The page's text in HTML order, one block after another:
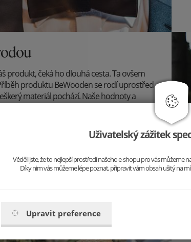
produkt, čeká ho dlouhá cesta. Ta ovšem
produktu BeWooden se rodí uprostřed
materiál pochází. Naše hodnoty a
je však jasný a kvůli jedinečným doplňkům
Uživatelský zážitek
Věděli jste, že to nejlepší prostředí našeho e-shopu pro vás můžeme
Díky nim vás můžeme lépe poznat, připravit vám obsah ušitý na
Upravit preference